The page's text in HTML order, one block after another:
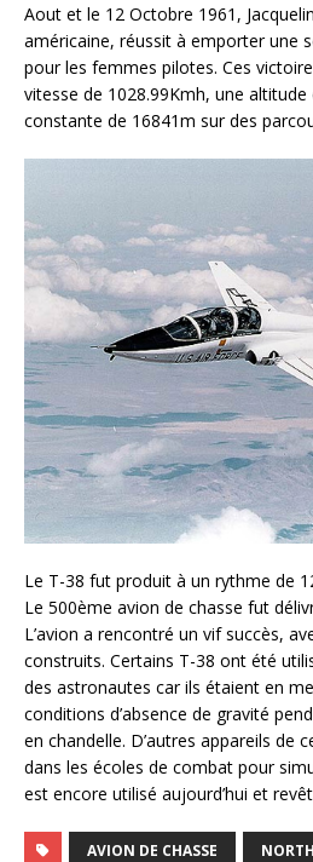
Aout et le 12 Octobre 1961,
américaine, réussit à emporter une
pour les femmes pilotes. Ces
vitesse de 1028.99Kmh, une
constante de 16841m sur des
Le T-38 fut produit à un rythme de
Le 500ème avion de chasse fut
L’avion a rencontré un vif succès,
construits. Certains T-38 ont été
des astronautes car ils étaient en
conditions d’absence de gravité
en chandelle. D’autres appareils de
dans les écoles de combat pour
est encore utilisé aujourd’hui et
AVION DE CHASSE